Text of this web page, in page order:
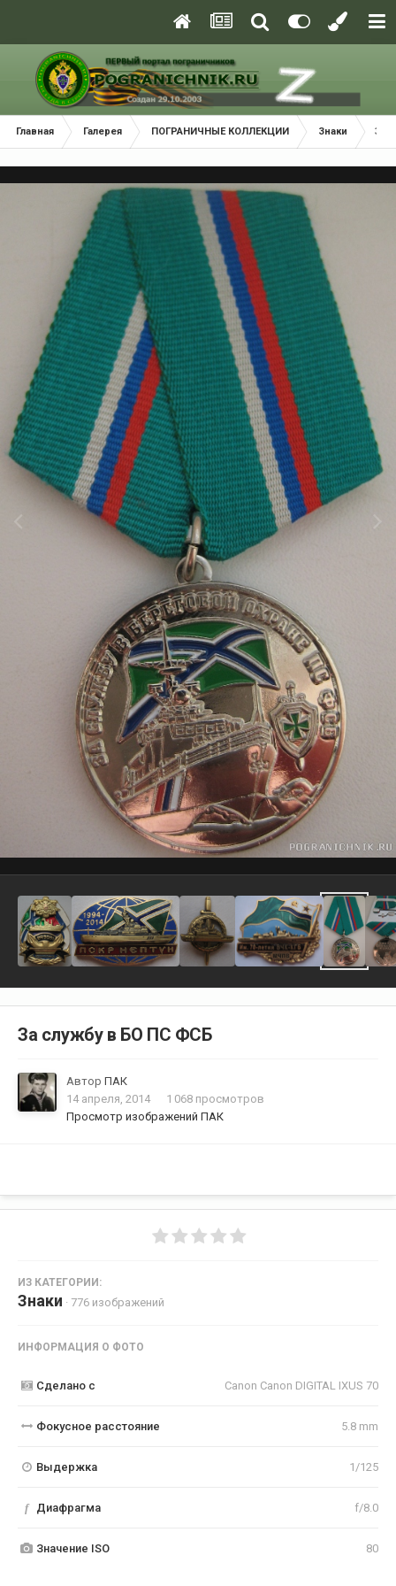
Главная Галерея ПОГРАНИЧНЫЕ КОЛЛЕКЦИИ Знаки За
За службу в БО ПС ФСБ
Автор ПАК
14 апреля, 2014
1 068 просмотров
Просмотр изображений ПАК
ИЗ КАТЕГОРИИ:
Знаки · 776 изображений
ИНФОРМАЦИЯ О ФОТО
Сделано с Canon Canon DIGITAL IXUS 70
Фокусное расстояние 5.8 mm
Выдержка 1/125
f Диафрагма f/8.0
Значение ISO 80